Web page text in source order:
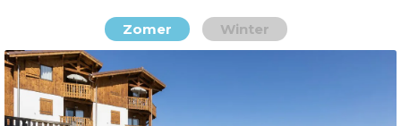
Zomer Winter